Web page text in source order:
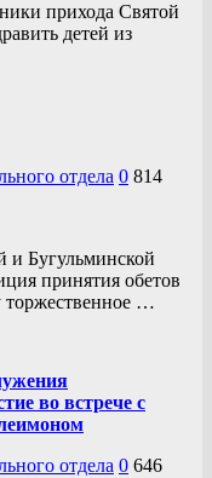
прихода Святой
детей из
отдела 0 814
и Бугульминской
принятия обетов
торжественное …
во встрече с
отдела 0 646